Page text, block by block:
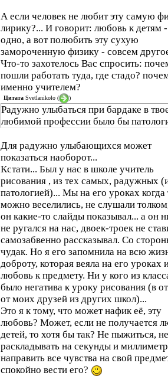
А если человек не любит эту самую
лирику?... И говорит: любовь к детям -
одно, а вот полюбить эту сухую
замороченную физику - совсем
Что-то захотелось Вас спросить:
пошли работать туда, где стадо?
именно учителем?
Цитата Svetlanikolo ( )
Радужно улыбаться при бардаке в
любимой профессии было бы
Для радужно улыбающихся может
показаться наоборот...
Кстати... Был у нас в школе учитель
рисования , из тех самых, радужных
патологией)... Мы на его уроках когда
можно веселились, не слушали
он какие-то слайды показывал... а он
не ругался на нас, двоек-троек не
самозабвенно рассказывал. Со
чудак. Но я его запомнила на всю
доброту, которая веяла на его уроках
любовь к предмету. Ни у кого из
было негатива к уроку рисования (в
от моих друзей из других школ)...
Это я к тому, что может нафик её, эту
любовь? Может, если не получается
детей, то хотя бы так? Не пыжиться, не
раскладывать на секунды и
направить все чувства на свой
спокойно вести его?